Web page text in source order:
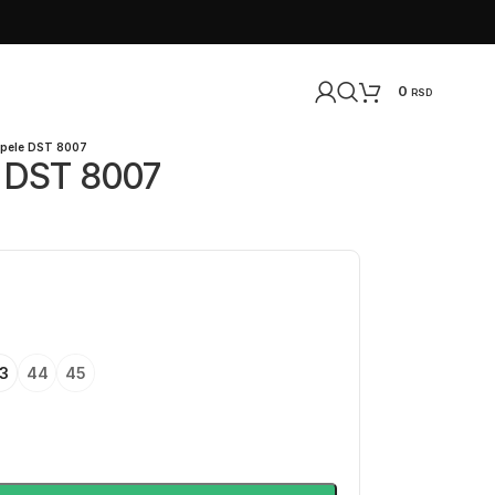
0 RSD
DST 8007
8007
44 45